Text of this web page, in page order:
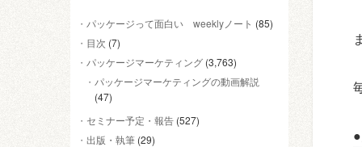
パッケージって面白い weeklyノート (85)
目次 (7)
パッケージマーケティング (3,763)
パッケージマーケティングの動画解説
(47)
セミナー予定・報告 (527)
出版・執筆 (29)